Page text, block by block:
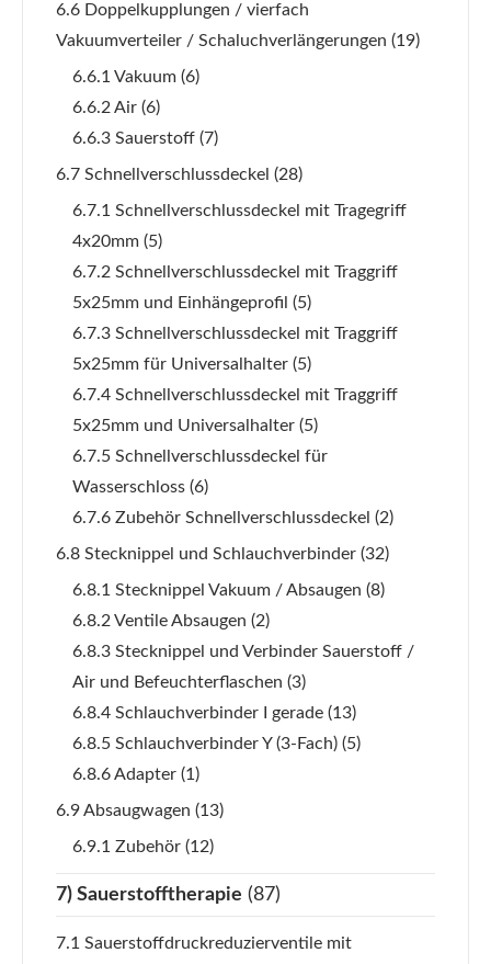
6.6 Doppelkupplungen / vierfach
Vakuumverteiler / Schaluchverlängerungen (19)
6.6.1 Vakuum (6)
6.6.2 Air (6)
6.6.3 Sauerstoff (7)
6.7 Schnellverschlussdeckel (28)
6.7.1 Schnellverschlussdeckel mit Tragegriff
4x20mm (5)
6.7.2 Schnellverschlussdeckel mit Traggriff
5x25mm und Einhängeprofil (5)
6.7.3 Schnellverschlussdeckel mit Traggriff
5x25mm für Universalhalter (5)
6.7.4 Schnellverschlussdeckel mit Traggriff
5x25mm und Universalhalter (5)
6.7.5 Schnellverschlussdeckel für
Wasserschloss (6)
6.7.6 Zubehör Schnellverschlussdeckel (2)
6.8 Stecknippel und Schlauchverbinder (32)
6.8.1 Stecknippel Vakuum / Absaugen (8)
6.8.2 Ventile Absaugen (2)
6.8.3 Stecknippel und Verbinder Sauerstoff /
Air und Befeuchterflaschen (3)
6.8.4 Schlauchverbinder I gerade (13)
6.8.5 Schlauchverbinder Y (3-Fach) (5)
6.8.6 Adapter (1)
6.9 Absaugwagen (13)
6.9.1 Zubehör (12)
7) Sauerstofftherapie (87)
7.1 Sauerstoffdruckreduzierventile mit